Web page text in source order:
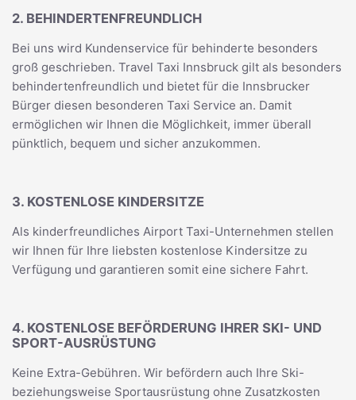
2. BEHINDERTENFREUNDLICH
Bei uns wird Kundenservice für behinderte besonders
groß geschrieben. Travel Taxi Innsbruck gilt als besonders
behindertenfreundlich und bietet für die Innsbrucker
Bürger diesen besonderen Taxi Service an. Damit
ermöglichen wir Ihnen die Möglichkeit, immer überall
pünktlich, bequem und sicher anzukommen.
3. KOSTENLOSE KINDERSITZE
Als kinderfreundliches Airport Taxi-Unternehmen stellen
wir Ihnen für Ihre liebsten kostenlose Kindersitze zu
Verfügung und garantieren somit eine sichere Fahrt.
4. KOSTENLOSE BEFÖRDERUNG IHRER SKI- UND
SPORT-AUSRÜSTUNG
Keine Extra-Gebühren. Wir befördern auch Ihre Ski-
beziehungsweise Sportausrüstung ohne Zusatzkosten